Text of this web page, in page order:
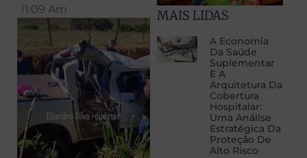
11:09 Am
MAIS LIDAS
A Economia
Da Saúde
Suplementar
E A
Arquitetura Da
Cobertura
Hospitalar:
Uma Análise
Estratégica Da
Proteção De
Alto Risco